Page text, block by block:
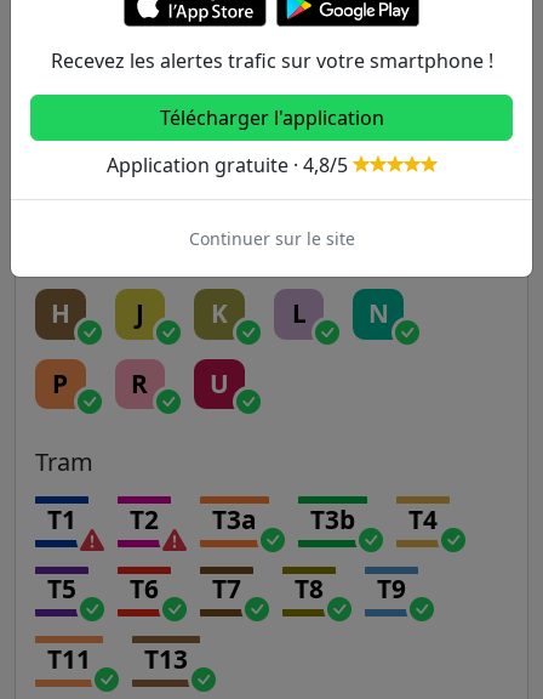
B C D E
H J K L N
P R U
Tram
T1 T2 T3a T3b T4
T5 T6 T7 T8 T9
T11 T13
Recevez les alertes trafic sur votre smartphone !
Télécharger l'application
Application gratuite · 4,8/5
Continuer sur le site